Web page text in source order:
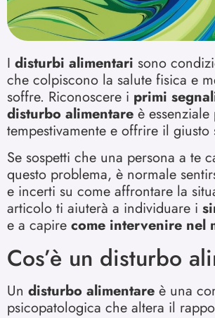
I disturbi alimentari sono
che colpiscono la salute fisica e
soffre. Riconoscere i primi
disturbo alimentare è
tempestivamente e offrire il giusto
Se sospetti che una persona a te
questo problema, è normale
e incerti su come affrontare la
articolo ti aiuterà a individuare i
e a capire come intervenire nel
Cos’è un disturbo
Un disturbo alimentare è una
psicopatologica che altera il